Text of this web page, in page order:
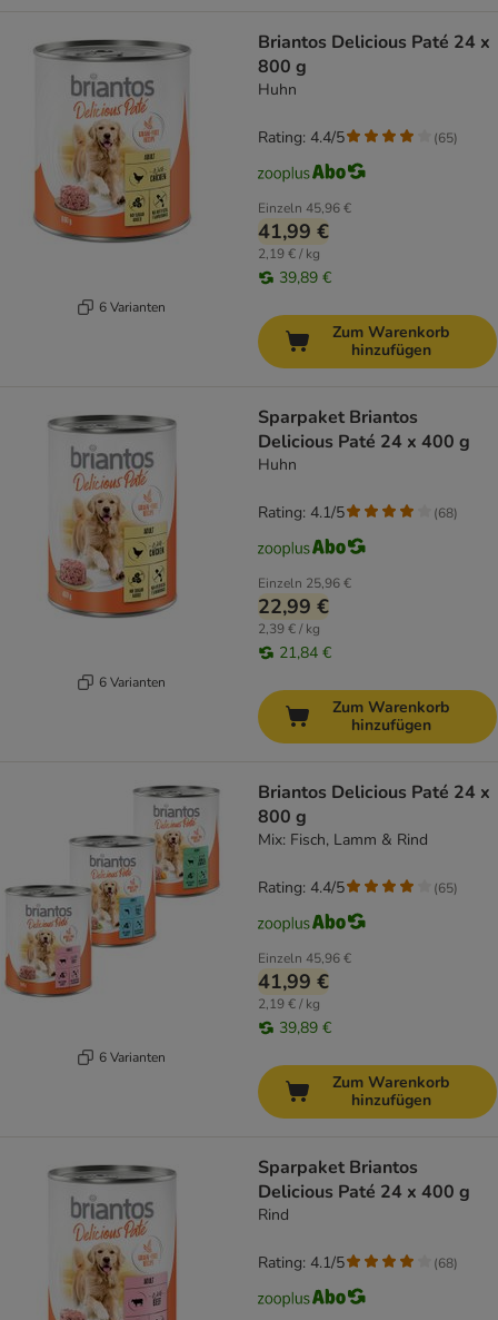
6 Varianten
Briantos Delicious Paté 24 x
800 g
Huhn
Einzeln 45,96 €
41,99 €
2,19 € / kg
39,89 €
Rating: 4.4/5 (65)
Zum Warenkorb
hinzufügen
6 Varianten
Sparpaket Briantos
Delicious Paté 24 x 400 g
Huhn
Einzeln 25,96 €
22,99 €
2,39 € / kg
21,84 €
Rating: 4.1/5 (68)
Zum Warenkorb
hinzufügen
6 Varianten
Briantos Delicious Paté 24 x
800 g
Mix: Fisch, Lamm & Rind
Einzeln 45,96 €
41,99 €
2,19 € / kg
39,89 €
Rating: 4.4/5 (65)
Zum Warenkorb
hinzufügen
Sparpaket Briantos
Delicious Paté 24 x 400 g
Rind
Rating: 4.1/5 (68)